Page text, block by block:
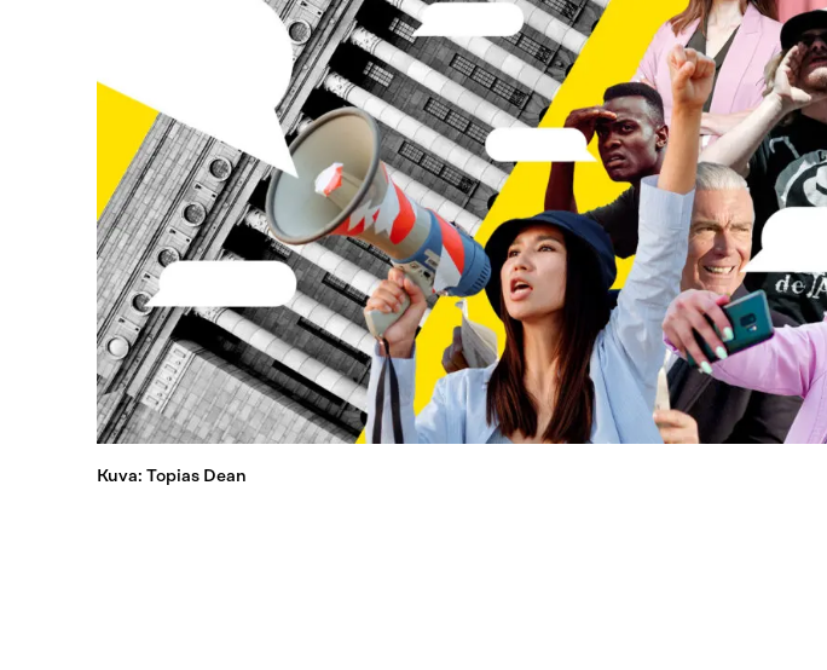
Kuva: Topias Dean